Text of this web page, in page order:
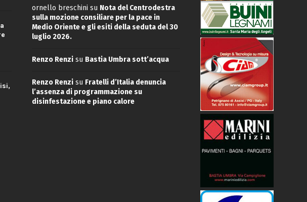
ornello breschini su Nota del Centrodestra
sulla mozione consiliare per la pace in
Medio Oriente e gli esiti della seduta del 30
luglio 2026.
Renzo Renzisu Bastia Umbra sott’acqua
Renzo Renzisu Fratelli d’Italia denuncia
l’assenza di programmazione su
disinfestazione e piano calore